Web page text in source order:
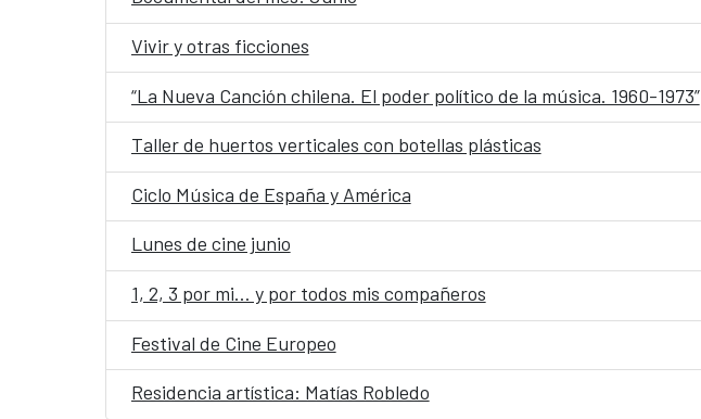
Vivir y otras ficciones
“La Nueva Canción chilena. El poder político de la música. 1960-1973”
Taller de huertos verticales con botellas plásticas
Ciclo Música de España y América
Lunes de cine junio
1, 2, 3 por mi… y por todos mis compañeros
Festival de Cine Europeo
Residencia artística: Matías Robledo